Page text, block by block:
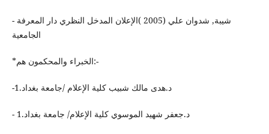
- شيبة, شدوان علي (2005 )الإعلان المدخل النظري دار المعرفة
الجامعية
*‏الخبراء والمحكمون هم:-
-1.د.هدى مالك شبيب كلية الإعلام /جامعة بغداد
- 1.د.جعفر شهيد الموسوي كلية الإعلام/ جامعة بغداد